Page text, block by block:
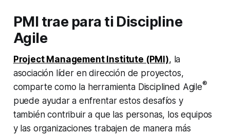
PMI trae para ti Discipline
Agile
Project Management Institute (PMI), la
asociación líder en dirección de proyectos,
comparte como la herramienta Disciplined Agile®
puede ayudar a enfrentar estos desafíos y
también contribuir a que las personas, los equipos
y las organizaciones trabajen de manera más